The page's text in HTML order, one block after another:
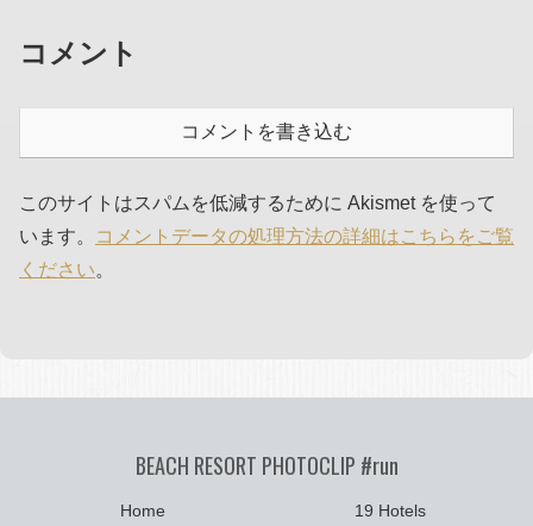
コメント
コメントを書き込む
このサイトはスパムを低減するために Akismet を使って
います。
コメントデータの処理方法の詳細はこちらをご覧
ください。
BEACH RESORT PHOTOCLIP #run
Home 19 Hotels